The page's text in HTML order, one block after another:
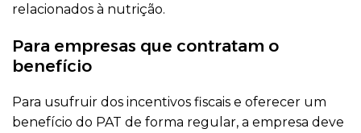
relacionados à nutrição.
Para empresas que contratam o
benefício
Para usufruir dos incentivos fiscais e oferecer um
benefício do PAT de forma regular, a empresa deve